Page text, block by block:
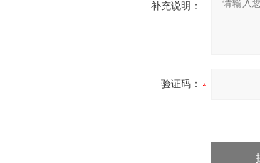
补充说明：
验证码：